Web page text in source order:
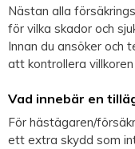
Nästan alla
för vilka skador och
Innan du ansöker och
att kontrollera
Vad innebär en
För hästägaren/
ett extra skydd som